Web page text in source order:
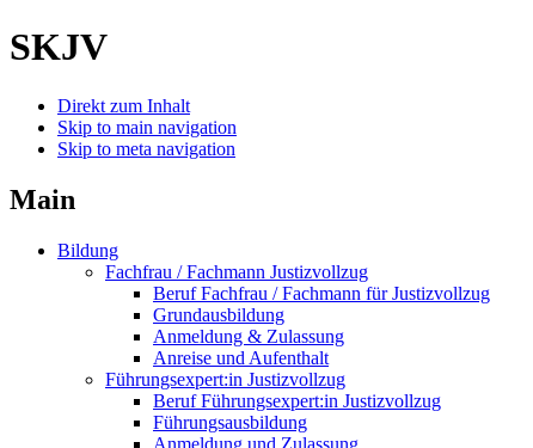
SKJV
Direkt zum Inhalt
Skip to main navigation
Skip to meta navigation
Main
Bildung
Fachfrau / Fachmann Justizvollzug
Beruf Fachfrau / Fachmann für Justizvollzug
Grundausbildung
Anmeldung & Zulassung
Anreise und Aufenthalt
Führungsexpert:in Justizvollzug
Beruf Führungsexpert:in Justizvollzug
Führungsausbildung
Anmeldung und Zulassung